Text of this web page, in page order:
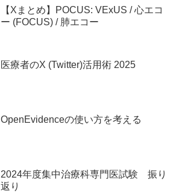
【Xまとめ】POCUS: VExUS / 心エコ
ー (FOCUS) / 肺エコー
医療者のX (Twitter)活用術 2025
OpenEvidenceの使い方を考える
2024年度集中治療科専門医試験 振り
返り